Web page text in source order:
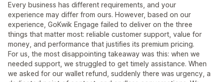
Every business has different requirements, and your
experience may differ from ours. However, based on our
experience, GoKwik Engage failed to deliver on the three
things that matter most: reliable customer support, value for
money, and performance that justifies its premium pricing.
For us, the most disappointing takeaway was this: when we
needed support, we struggled to get timely assistance. When
we asked for our wallet refund, suddenly there was urgency, a